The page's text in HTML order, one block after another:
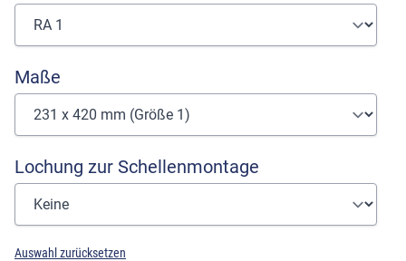
Maße
Lochung zur Schellenmontage
Auswahl zurücksetzen